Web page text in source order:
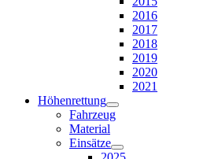
2016
2017
2018
2019
2020
2021
Höhenrettung
Fahrzeug
Material
Einsätze